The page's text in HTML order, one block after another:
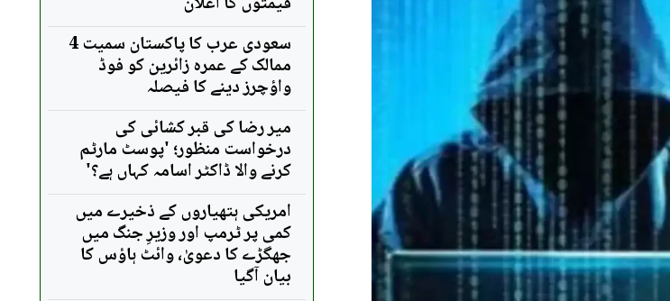
سعودی عرب کا پاکستان سمیت 4
ممالک کے عمرہ زائرین کو فوڈ
واؤچرز دینے کا فیصلہ
میر رضا کی قبر کشائی کی
درخواست منظور؛ 'پوسٹ مارٹم
کرنے والا ڈاکٹر اسامہ کہاں ہے؟'
امریکی ہتھیاروں کے ذخیرے میں
کمی پر ٹرمپ اور وزیرِ جنگ میں
جھگڑے کا دعویٰ، وائٹ ہاؤس کا
بیان آگیا